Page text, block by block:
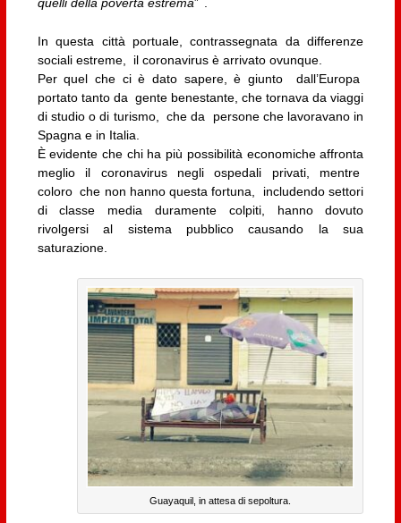
In questa città portuale, contrassegnata da differenze
sociali estreme, il coronavirus è arrivato ovunque.
Per quel che ci è dato sapere, è giunto dall’Europa
portato tanto da gente benestante, che tornava da viaggi
di studio o di turismo, che da persone che lavoravano in
Spagna e in Italia.
È evidente che chi ha più possibilità economiche affronta
meglio il coronavirus negli ospedali privati, mentre
coloro che non hanno questa fortuna, includendo settori
di classe media duramente colpiti, hanno dovuto
rivolgersi al sistema pubblico causando la sua
saturazione.
Guayaquil, in attesa di sepoltura.